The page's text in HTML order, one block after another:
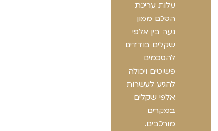
עלות עריכת
הסכם ממון
נעה בין אלפי
שקלים בודדים
להסכמים
פשוטים ויכולה
להגיע לעשרות
אלפי שקלים
במקרים
מורכבים.